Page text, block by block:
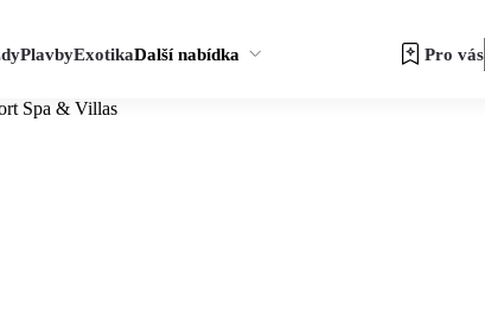
PlavbyExotikaDalší nabídka Pro vás
Spa & Villas